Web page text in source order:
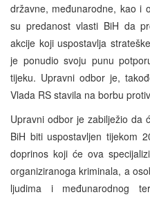
državne, međunarodne, kao i
su predanost vlasti BiH da
akcije koji uspostavlja
je ponudio svoju punu
tijeku. Upravni odbor je,
Vlada RS stavila na borbu
Upravni odbor je zabilježio da
BiH biti uspostavljen tijekom
doprinos koji će ova
organiziranoga kriminala, a
ljudima i međunarodnog